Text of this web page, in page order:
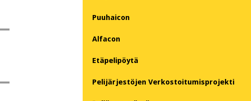
Puuhaicon
Alfacon
Etäpelipöytä
Pelijärjestöjen Verkostoitumisprojekti